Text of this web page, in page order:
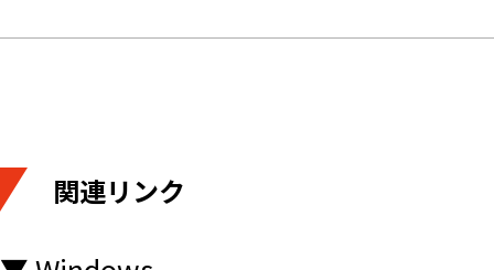
2．2012年11月13日改定、同日よ
関連リンク